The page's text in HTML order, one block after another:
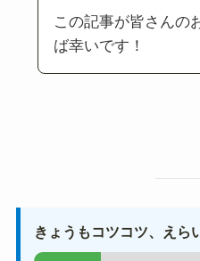
この記事が皆さんの
ば幸いです！
きょうもコツコツ、えら